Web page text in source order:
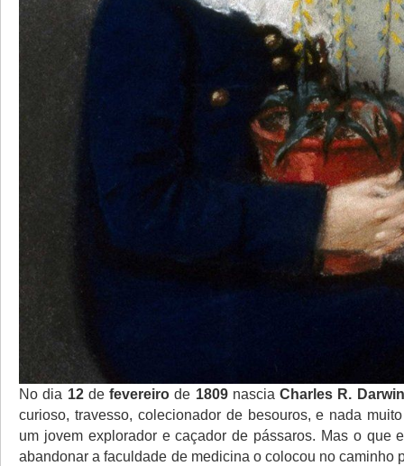
No dia 12de fevereiro de 1809nascia Charles R. Darwin
curioso, travesso, colecionador de besouros, e nada
um jovem explorador e caçador de pássaros. Mas o que
abandonar a faculdade de medicina o colocou no caminho